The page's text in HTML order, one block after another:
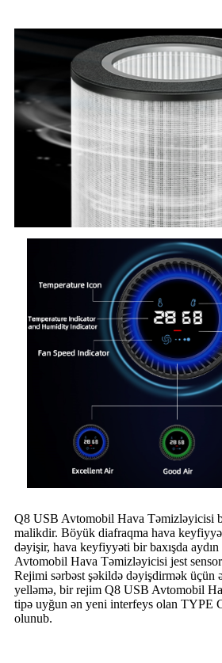
Q8 USB Avtomobil Hava Təmizləyicisi
malikdir. Böyük diafraqma hava
dəyişir, hava keyfiyyəti bir baxışda
Avtomobil Hava Təmizləyicisi jest
Rejimi sərbəst şəkildə dəyişdirmək üçün
yelləmə, bir rejim Q8 USB Avtomobil
tipə uyğun ən yeni interfeys olan TYPE
olunub.